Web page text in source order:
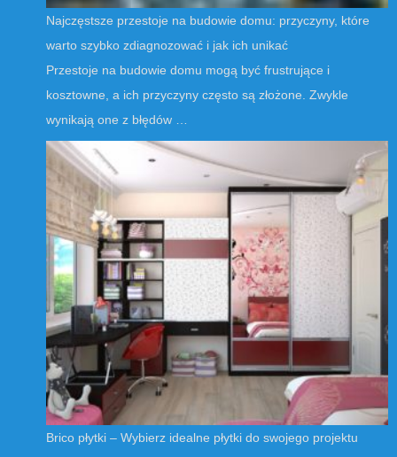
Najczęstsze przestoje na budowie domu: przyczyny, które
warto szybko zdiagnozować i jak ich unikać
Przestoje na budowie domu mogą być frustrujące i
kosztowne, a ich przyczyny często są złożone. Zwykle
wynikają one z błędów …
Brico płytki – Wybierz idealne płytki do swojego projektu